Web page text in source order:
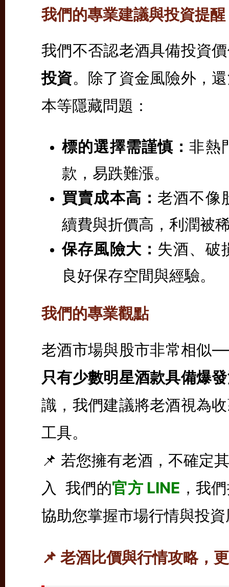
我們的專業建議與投資提醒
我們不否認老酒具備投資
投資。除了資金風險外，
本等隱藏問題：
標的選擇需謹慎：非熱
款，易跌難漲。
買賣成本高： 老酒不像
續費與折價高，利潤被
保存風險大： 失酒、破
良好保存空間與經驗。
我們的專業觀點
老酒市場與股市非常相似
只有少數明星酒款具備爆
識，我們建議將老酒視為
工具。
📌 若您擁有老酒，不確定
入 我們的官方 LINE ，我
協助您掌握市場行情與投
📌 老酒比價與行情攻略，